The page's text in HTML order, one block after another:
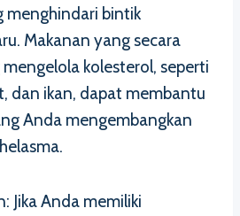
menghindari bintik
Makanan yang secara
kolesterol, seperti
dan ikan, dapat membantu
Anda mengembangkan
Jika Anda memiliki